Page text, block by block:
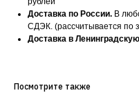
Доставка по России. В
СДЭК. (рассчитывается по
Доставка в
Посмотрите также